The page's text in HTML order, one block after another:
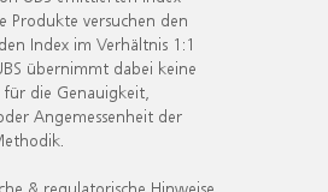
Produkte versuchen den
Index im Verhältnis 1:1
übernimmt dabei keine
die Genauigkeit,
Angemessenheit der